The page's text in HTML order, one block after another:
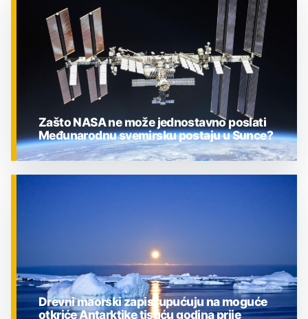
Zašto NASA ne može jednostavno poslati
Međunarodnu svemirsku postaju u Sunce?
Drevni maorski zapisi upućuju na moguće
otkriće Antarktike tisuću godina prije